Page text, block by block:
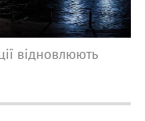
відновлюють